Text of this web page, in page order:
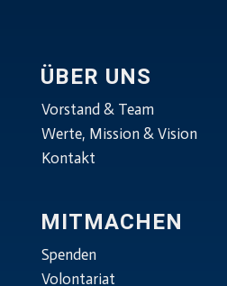
ÜBER UNS
Vorstand & Team
Werte, Mission & Vision
Kontakt
MITMACHEN
Spenden
Volontariat